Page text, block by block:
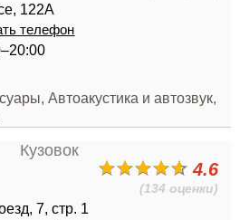
122А
телефон
Автоакустика и автозвук,
4.6
(134 оценки)
7, стр. 1